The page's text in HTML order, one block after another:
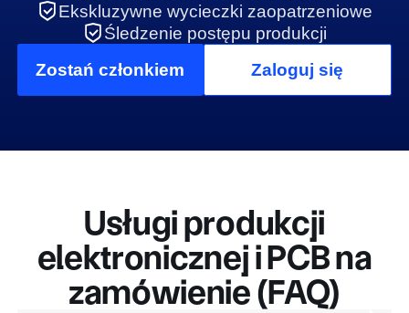
Ekskluzywne wycieczki zaopatrzeniowe
Śledzenie postępu produkcji
Zostań członkiem
Zaloguj się
Usługi produkcji
elektronicznej i PCB na
zamówienie (FAQ)